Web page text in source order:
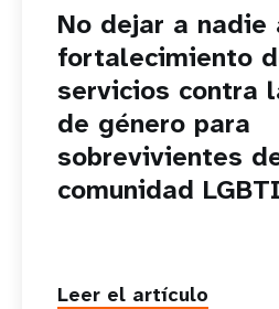
No dejar a nadie
fortalecimiento
servicios contra
de género para
sobrevivientes
comunidad
Leer el artículo